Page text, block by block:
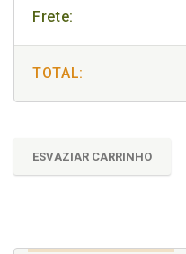
Frete:
TOTAL:
ESVAZIAR CARRINHO